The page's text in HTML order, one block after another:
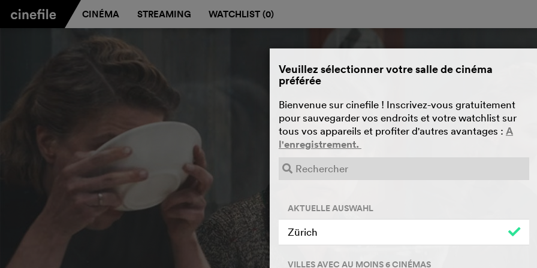
CINÉMA STREAMING WATCHLIST (0)
Veuillez sélectionner votre salle de cinéma
préférée
Bienvenue sur cinefile ! Inscrivez-vous gratuitement
pour sauvegarder vos endroits et votre watchlist sur
tous vos appareils et profiter d'autres avantages : A
l'enregistrement.
AKTUELLE AUSWAHL
Zürich
VILLES AVEC AU MOINS 6 CINÉMAS